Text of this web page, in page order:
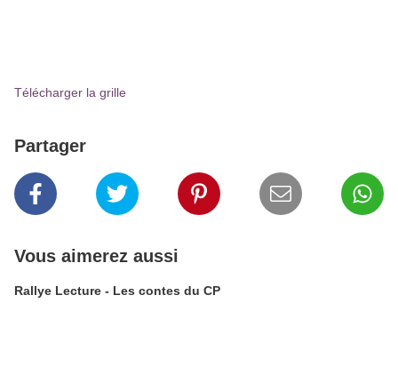
Télécharger la grille
Partager
Vous aimerez aussi
Rallye Lecture - Les contes du CP